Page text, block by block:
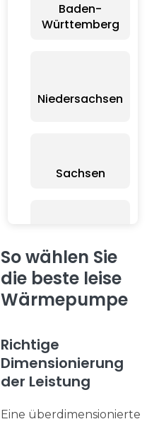
Baden-
Württemberg
Niedersachsen
Sachsen
Holstein
So wählen Sie
die beste leise
Wärmepumpe
Richtige
Dimensionierung
der Leistung
Eine überdimensionierte